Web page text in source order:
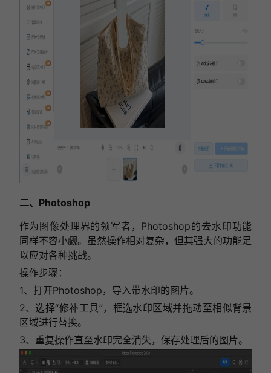
二、Photoshop
作为图像处理界的领军者，Photoshop的去水印功能
同样不容小觑。虽然操作相对复杂，但其强大的功能足
以应对各种挑战。
操作步骤：
1、打开Photoshop，导入带水印的图片。
2、选择“修补工具”，框选水印区域并拖动至相似背景
区域进行替换。
3、重复操作直至水印完全消失，保存处理后的图片。